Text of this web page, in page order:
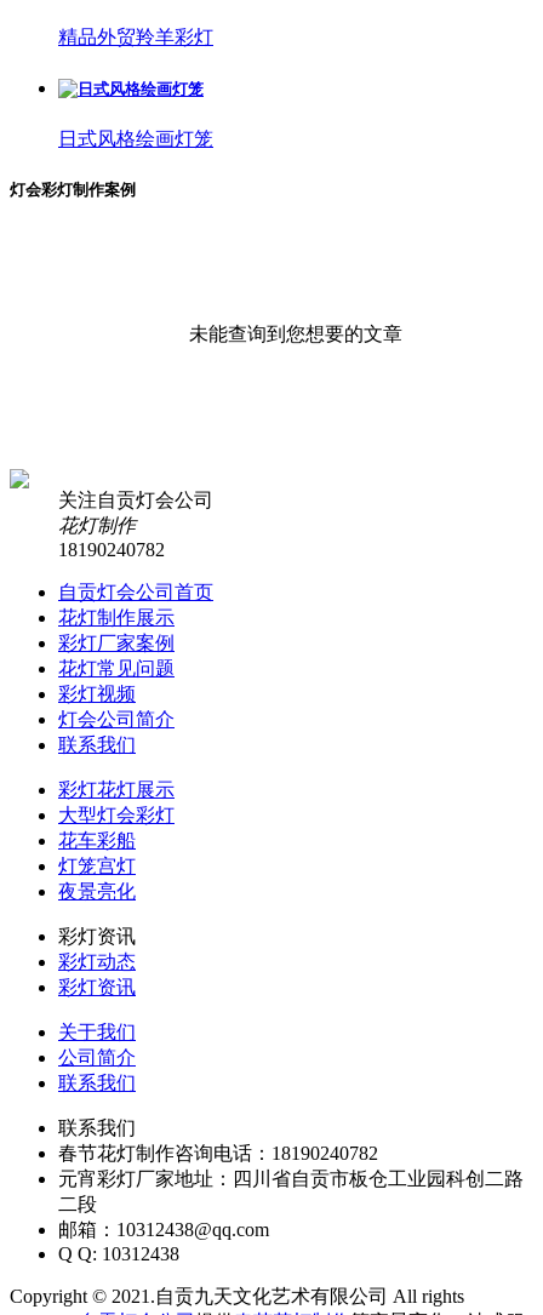
精品外贸羚羊彩灯
日式风格绘画灯笼
灯会彩灯制作案例
未能查询到您想要的文章
关注自贡灯会公司
花灯制作
18190240782
自贡灯会公司首页
花灯制作展示
彩灯厂家案例
花灯常见问题
彩灯视频
灯会公司简介
联系我们
彩灯花灯展示
大型灯会彩灯
花车彩船
灯笼宫灯
夜景亮化
彩灯资讯
彩灯动态
彩灯资讯
关于我们
公司简介
联系我们
联系我们
春节花灯制作咨询电话：18190240782
元宵彩灯厂家地址：四川省自贡市板仓工业园科创二路
二段
邮箱：10312438@qq.com
Q Q: 10312438
Copyright © 2021.自贡九天文化艺术有限公司 All rights